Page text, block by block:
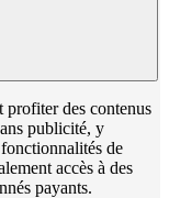
profiter des contenus
publicité, y
de
accès à des
payants.